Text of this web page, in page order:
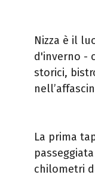
Nizza è il
d'inverno -
storici,
La prima
chilometri